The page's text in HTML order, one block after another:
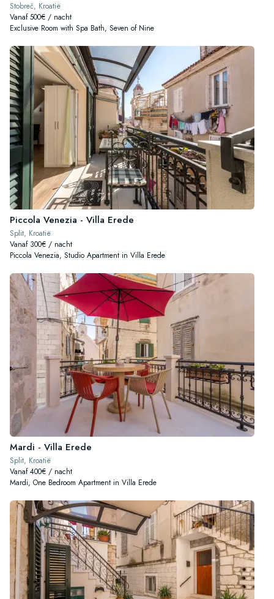
Stobreč, Kroatië
Vanaf 500€ / nacht
Exclusive Room with Spa Bath, Seven of Nine
Piccola Venezia - Villa Erede
Split, Kroatië
Vanaf 300€ / nacht
Piccola Venezia, Studio Apartment in Villa Erede
Mardi - Villa Erede
Split, Kroatië
Vanaf 400€ / nacht
Mardi, One Bedroom Apartment in Villa Erede